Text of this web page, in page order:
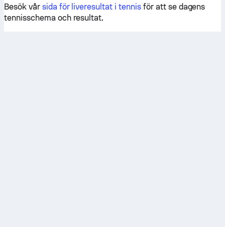
Besök vår sida för liveresultat i tennisför att se dagens
tennisschema och resultat.